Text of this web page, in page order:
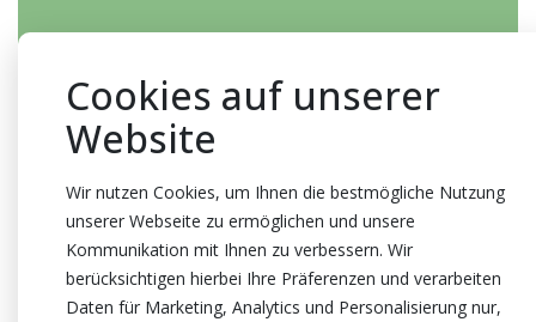
Cookies auf unserer
Website
Wir nutzen Cookies, um Ihnen die bestmögliche Nutzung
unserer Webseite zu ermöglichen und unsere
Kommunikation mit Ihnen zu verbessern. Wir
berücksichtigen hierbei Ihre Präferenzen und verarbeiten
Daten für Marketing, Analytics und Personalisierung nur,